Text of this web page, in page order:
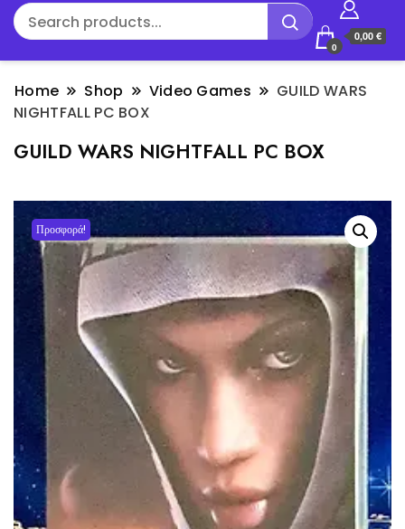
0
0,00 €
Home Shop Video Games
GUILD WARS
NIGHTFALL PC BOX
GUILD WARS NIGHTFALL PC BOX
Προσφορά!